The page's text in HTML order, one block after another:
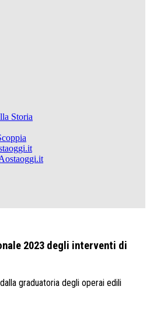
Storia
2023 degli interventi di
graduatoria degli operai edili